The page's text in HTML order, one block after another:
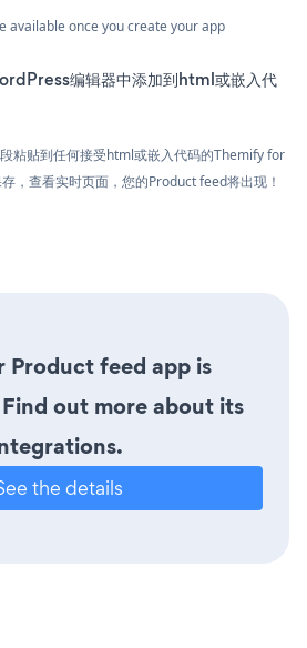
available once you create your app
编辑器中添加到html或嵌入代
粘贴到任何接受html或嵌入代码的Themify for
，查看实时页面，您的Product feed将出现！
Product feed app is
out more about its
the details